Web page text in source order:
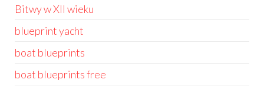
Bitwy w XII wieku
blueprint yacht
boat blueprints
boat blueprints free